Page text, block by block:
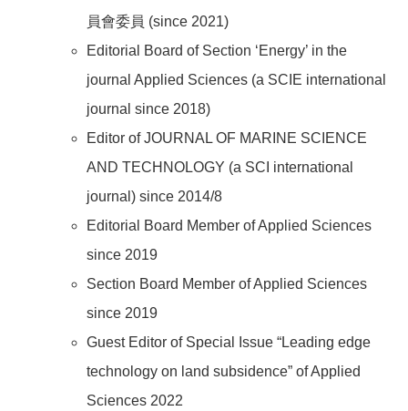
員會委員 (since 2021)
Editorial Board of Section ‘Energy’ in the
journal Applied Sciences (a SCIE international
journal since 2018)
Editor of JOURNAL OF MARINE SCIENCE
AND TECHNOLOGY (a SCI international
journal) since 2014/8
Editorial Board Member of Applied Sciences
since 2019
Section Board Member of Applied Sciences
since 2019
Guest Editor of Special Issue “Leading edge
technology on land subsidence” of Applied
Sciences 2022